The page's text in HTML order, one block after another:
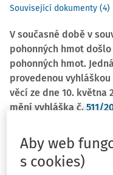
Související dokumenty (4)
V současné době v
pohonných hmot
pohonných hmot.
provedenou
věcí ze dne 10. května
mění vyhláška č. 511/
stravného a o
pro účely
vyhlášky č.47/2022 Sb.
Aby web
s cookies)